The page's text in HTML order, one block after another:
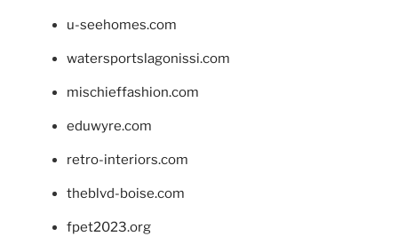
u-seehomes.com
watersportslagonissi.com
mischieffashion.com
eduwyre.com
retro-interiors.com
theblvd-boise.com
fpet2023.org